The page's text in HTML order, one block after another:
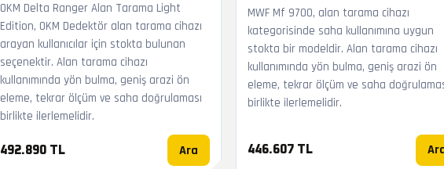
OKM Delta Ranger Alan Tarama Light
Edition, OKM Dedektör alan tarama cihazı
arayan kullanıcılar için stokta bulunan
seçenektir. Alan tarama cihazı
kullanımında yön bulma, geniş arazi ön
eleme, tekrar ölçüm ve saha doğrulaması
birlikte ilerlemelidir.
492.890 TL Ara
MWF Mf 9700, alan tarama cihazı
kategorisinde saha kullanımına uygun
stokta bir modeldir. Alan tarama cihazı
kullanımında yön bulma, geniş arazi ön
eleme, tekrar ölçüm ve saha
birlikte ilerlemelidir.
446.607 TL